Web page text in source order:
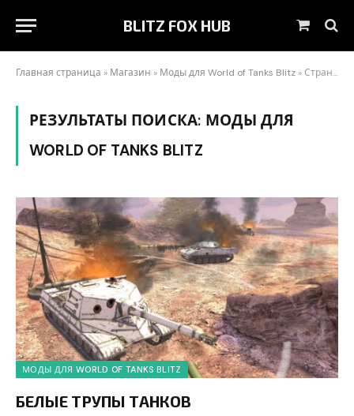
BLITZ FOX HUB Корзина
Главная страница » Магазин » Моды для World of Tanks Blitz »Страница 90
РЕЗУЛЬТАТЫ ПОИСКА: МОДЫ ДЛЯ
WORLD OF TANKS BLITZ
МОДЫ ДЛЯ WORLD OF TANKS BLITZ
БЕЛЫЕ ТРУПЫ ТАНКОВ